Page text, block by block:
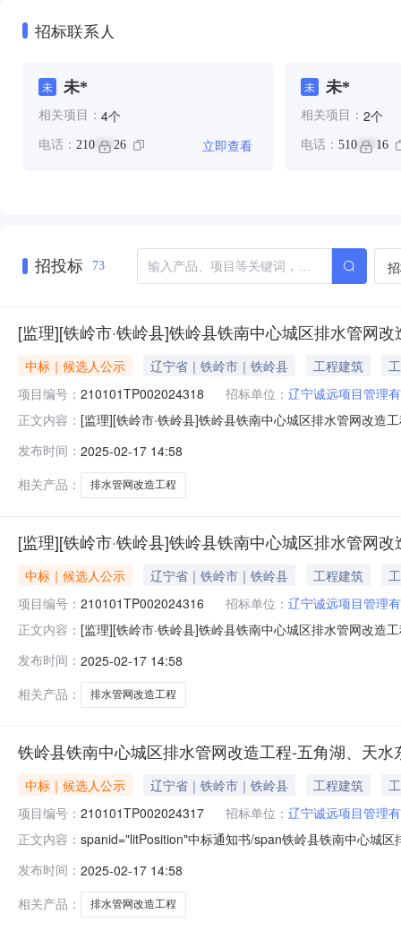
招标联系人
未 未*
相关项目： 4个
电话： 210 *** 26 立即查看
未 未*
相关项目： 2个
电话： 510*** 16
招投标 73
[监理][铁岭市·铁岭县]铁岭县铁南中心城区排水管网
中标｜候选人公示 辽宁省｜铁岭市｜铁岭县 工程建筑
项目编号： 210101TP002024318 招标单位： 辽宁诚远项目管理
正文内容： [监理][铁岭市·铁岭县]铁岭县铁南中心城区排水管网改造
工程-腰堡镇标段监理建设单位铁岭县腰堡镇人民政府填
发布时间： 2025-02-17 14:58
相关产品：
排水管网改造工程
[监理][铁岭市·铁岭县]铁岭县铁南中心城区排水管网
中标｜候选人公示 辽宁省｜铁岭市｜铁岭县 工程建筑
项目编号： 210101TP002024316 招标单位： 辽宁诚远项目管理
正文内容： [监理][铁岭市·铁岭县]铁岭县铁南中心城区排水管网改造
造工程-新台子镇标段监理建设单位铁岭县新台子镇人民
发布时间： 2025-02-17 14:58
相关产品：
排水管网改造工程
铁岭县铁南中心城区排水管网改造工程-五角湖、天
中标｜候选人公示 辽宁省｜铁岭市｜铁岭县 工程建筑
项目编号： 210101TP002024317 招标单位： 辽宁诚远项目管理
正文内容： spanid="litPosition"中标通知书/span铁岭县铁南中心城
类别施工招标方式公开招标公示开始时间2025年02月17
发布时间： 2025-02-17 14:58
相关产品：
排水管网改造工程